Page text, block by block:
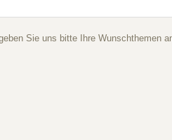
Sie uns bitte Ihre Wunschthemen